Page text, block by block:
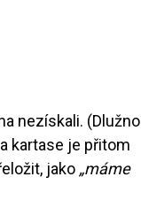
nezískali. (Dlužno
kartase je přitom
jako „máme